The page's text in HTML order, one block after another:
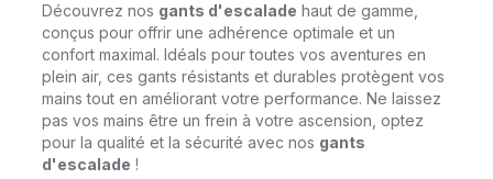
Découvrez nos gants d'escalade haut de gamme,
conçus pour offrir une adhérence optimale et un
confort maximal. Idéals pour toutes vos aventures en
plein air, ces gants résistants et durables protègent vos
mains tout en améliorant votre performance. Ne laissez
pas vos mains être un frein à votre ascension, optez
pour la qualité et la sécurité avec nos gants
d'escalade !